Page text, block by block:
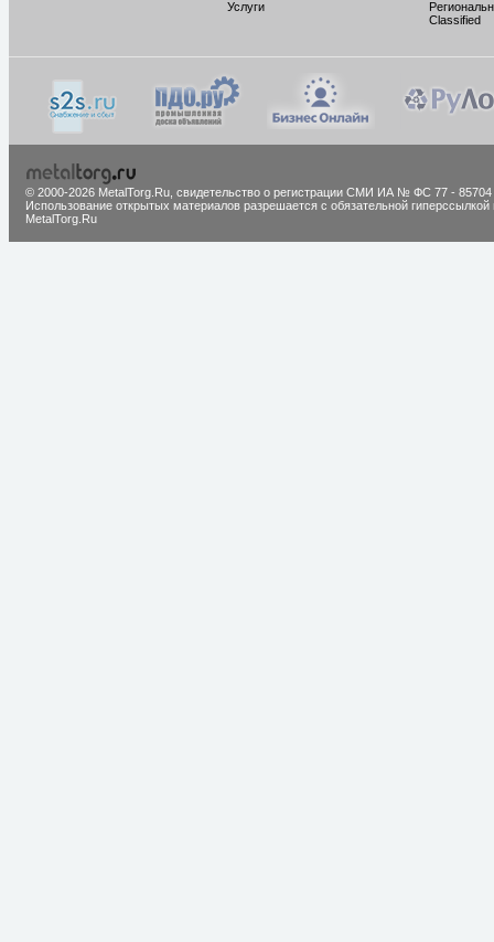
Услуги
Classified
© 2000-2026 MetalTorg.Ru, cвидетельство о регистрации СМИ ИА № ФС 77 - 85704
Использование открытых материалов разрешается с обязательной гиперссылкой
MetalTorg.Ru